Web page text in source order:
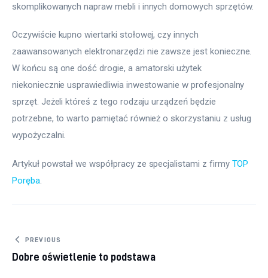
skomplikowanych napraw mebli i innych domowych sprzętów.
Oczywiście kupno wiertarki stołowej, czy innych
zaawansowanych elektronarzędzi nie zawsze jest konieczne.
W końcu są one dość drogie, a amatorski użytek
niekoniecznie usprawiedliwia inwestowanie w profesjonalny
sprzęt. Jeżeli któreś z tego rodzaju urządzeń będzie
potrzebne, to warto pamiętać również o skorzystaniu z usług
wypożyczalni.
Artykuł powstał we współpracy ze specjalistami z firmy TOP
Poręba.
Nawigacja wpisu
PREVIOUS
Dobre oświetlenie to podstawa